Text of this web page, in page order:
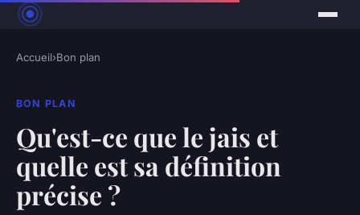
Accueil›Bon plan
BON PLAN
Qu'est-ce que le jais et
quelle est sa définition
précise ?